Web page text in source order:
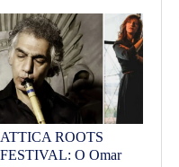
ATTICA ROOTS
FESTIVAL: Ο Omar